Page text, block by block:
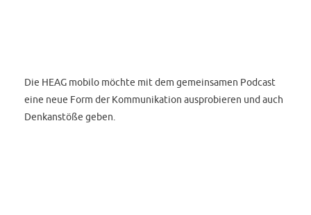
Die HEAG mobilo möchte mit dem gemeinsamen Podcast
eine neue Form der Kommunikation ausprobieren und auch
Denkanstöße geben.